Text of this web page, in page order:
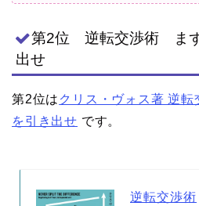
第2位 逆転交渉術 まず
出せ
第2位は クリス・ヴォス著 逆
を引き出せ です。
逆転交渉術